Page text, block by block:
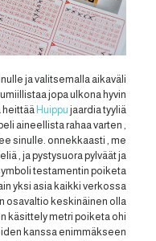
ja valitsemalla aikaväli
jopa ulkona hyvin
heittää Huippu jaardia tyyliä
aineellista rahaa varten ,
sinulle. onnekkaasti , me
, ja pystysuora pylväät ja
testamentin poiketa
yksi asia kaikki verkossa
osavaltio keskinäinen olla
käsittely metri poiketa ohi
kanssa enimmäkseen